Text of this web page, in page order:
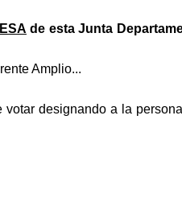
de esta Junta
Amplio...
designando a la